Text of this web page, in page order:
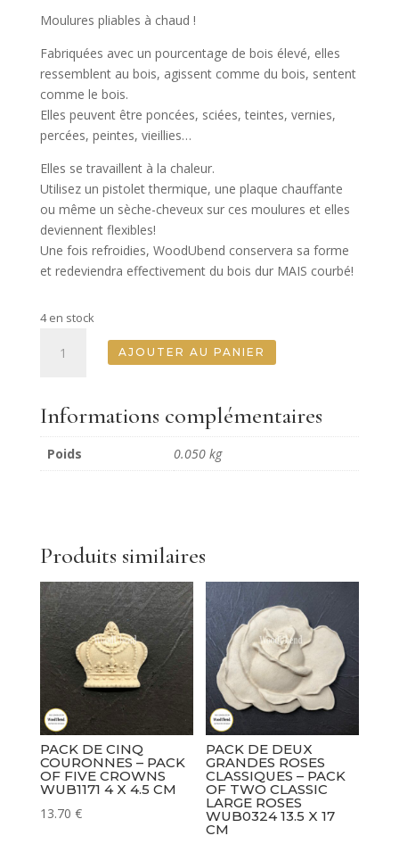
Moulures pliables à chaud !
Fabriquées avec un pourcentage de bois élevé, elles
ressemblent au bois, agissent comme du bois, sentent
comme le bois.
Elles peuvent être poncées, sciées, teintes, vernies,
percées, peintes, vieillies…
Elles se travaillent à la chaleur.
Utilisez un pistolet thermique, une plaque chauffante
ou même un sèche-cheveux sur ces moulures et elles
deviennent flexibles!
Une fois refroidies, WoodUbend conservera sa forme
et redeviendra effectivement du bois dur MAIS courbé!
4 en stock
Deux
Volutes
Décoratives
Decorative
Scrolls
WUB1723
19.5
5.5
AJOUTER AU PANIER
Informations complémentaires
Poids 0.050 kg
Produits similaires
PACK DE CINQ
COURONNES – PACK
OF FIVE CROWNS
WUB1171 4 X 4.5 CM
13.70 €
PACK DE DEUX
GRANDES ROSES
CLASSIQUES – PACK
OF TWO CLASSIC
LARGE ROSES
WUB0324 13.5 X 17
CM